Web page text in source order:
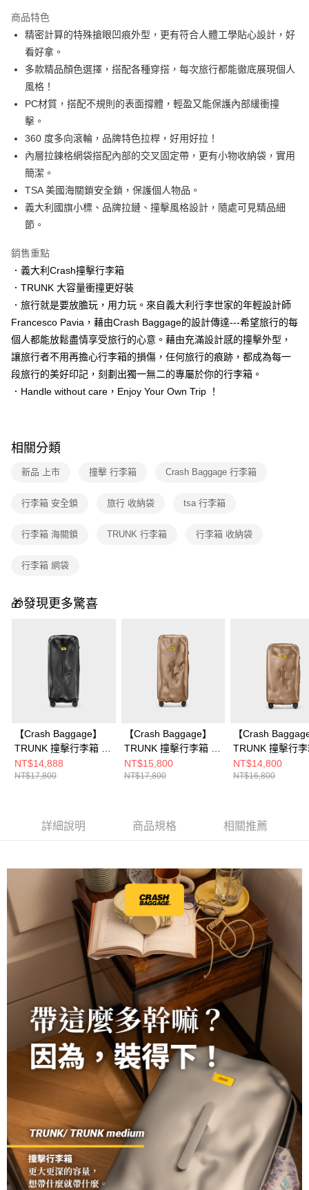
臺灣中小企業銀行
匯豐（台灣）商業銀行
華泰商業銀行
聯邦商業銀行
元大商業銀行
永豐商業銀行
玉山商業銀行
台灣樂天信用卡公司
上海商業儲蓄銀行
國泰世華商業銀行
兆豐國際商業銀行
匯豐（台灣）商業銀行
聯邦商業銀行
遠東國際商業銀行
元大商業銀行
玉山商業銀行
星展（台灣）商業銀行
台新國際商業銀行
LINE Pay
Apple Pay
街口支付
Google Pay
ATM付款
運送方式
宅配
每筆NT$100，滿NT$999(含以上)免運費
商品特色
精密計算的特殊搶眼凹痕外型，更有符合人體工學貼心設計，好
看好拿。
多款精品顏色選擇，搭配各種穿搭，每次旅行都能徹底展現個人
風格！
PC材質，搭配不規則的表面撐體，輕盈又能保護內部緩衝撞
擊。
360 度多向滾輪，品牌特色拉桿，好用好拉！
內層拉鍊格網袋搭配內部的交叉固定帶，更有小物收納袋，實用
簡潔。
TSA 美國海關鎖安全鎖，保護個人物品。
義大利國旗小標、品牌拉鏈、撞擊風格設計，隨處可見精品細
節。
銷售重點
．義大利Crash撞擊行李箱
．TRUNK 大容量衝撞更好裝
．旅行就是要放膽玩，用力玩。來自義大利行李世家的年輕設計師
Francesco Pavia，藉由Crash Baggage的設計傳達---希望旅行的每
個人都能放鬆盡情享受旅行的心意。藉由充滿設計感的撞擊外型，
讓旅行者不用再擔心行李箱的損傷，任何旅行的痕跡，都成為每一
段旅行的美好印記，刻劃出獨一無二的專屬於你的行李箱。
．Handle without care，Enjoy Your Own Trip ！
相關分類
新品 上市 撞擊 行李箱 Crash Baggage 行李箱
行李箱 安全鎖 旅行 收納袋 tsa 行李箱
行李箱 海關鎖 TRUNK 行李箱 行李箱 收納袋
行李箱 網袋
🎁發現更多驚喜
【Crash Baggage】
TRUNK 撞擊行李箱 32
吋
NT$14,888
NT$17,800
【Crash Baggage】
TRUNK 撞擊行李箱 32
吋 暖銅
NT$15,800
NT$17,800
【Crash
TRUNK 撞擊行
吋 暖銅
NT$14,800
NT$16,800
詳細說明 商品規格 相關推薦